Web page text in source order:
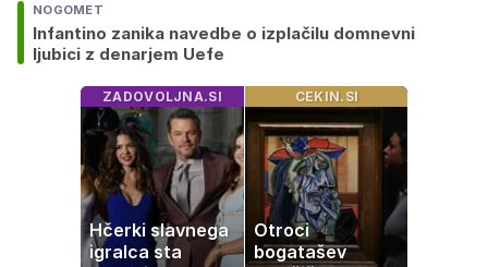
NOGOMET
Infantino zanika navedbe o izplačilu domnevni
ljubici z denarjem Uefe
ZADOVOLJNA.SI
Hčerki slavnega
igralca sta
CEKIN.SI
Otroci
bogatašev